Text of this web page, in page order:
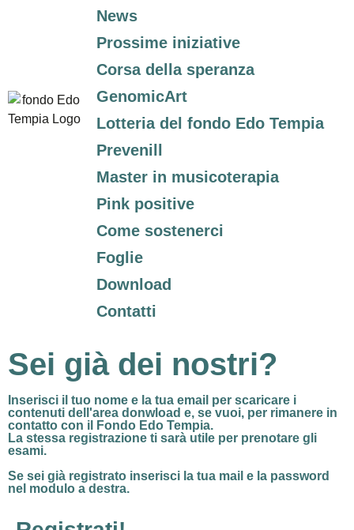
News
Prossime iniziative
Corsa della speranza
GenomicArt
Lotteria del fondo Edo Tempia
Prevenill
Master in musicoterapia
Pink positive
Come sostenerci
Foglie
Download
Contatti
Sei già dei nostri?
Inserisci il tuo nome e la tua email per scaricare i
contenuti dell'area donwload e, se vuoi, per rimanere in
contatto con il Fondo Edo Tempia.
La stessa registrazione ti sarà utile per prenotare gli
esami.
Se sei già registrato inserisci la tua mail e la password
nel modulo a destra.